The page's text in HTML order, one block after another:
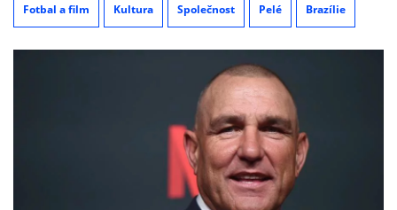
Fotbal a film Kultura Společnost Pelé Brazílie